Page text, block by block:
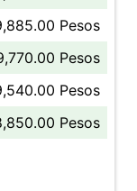
Pesos
Pesos
Pesos
Pesos